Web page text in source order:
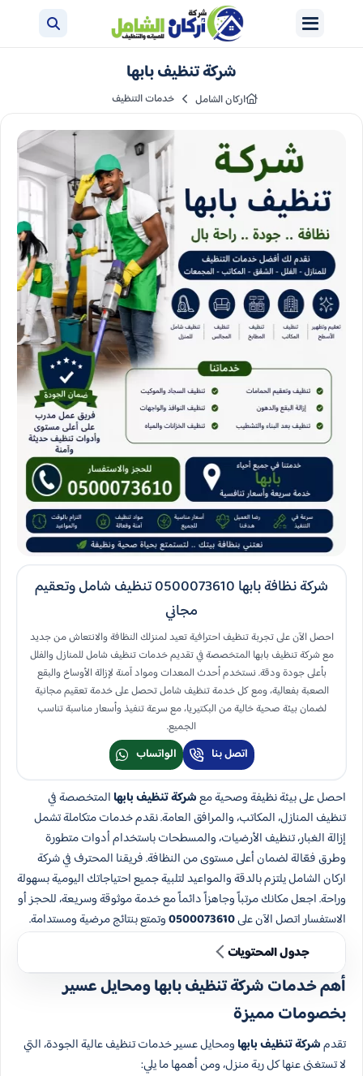
شركة تنظيف بابها
اركان الشامل خدمات التنظيف
شركة نظافة بابها 0500073610 تنظيف شامل وتعقيم
مجاني
احصل الآن على تجربة تنظيف احترافية تعيد لمنزلك النظافة والانتعاش من جديد
مع شركة تنظيف بابها المتخصصة في تقديم خدمات تنظيف شامل للمنازل والفلل
بأعلى جودة ودقة. نستخدم أحدث المعدات ومواد آمنة لإزالة الأوساخ والبقع
الصعبة بفعالية، ومع كل خدمة تنظيف شامل تحصل على خدمة تعقيم مجانية
لضمان بيئة صحية خالية من البكتيريا، مع سرعة تنفيذ وأسعار مناسبة تناسب
الجميع.
اتصل بنا الواتساب
احصل على بيئة نظيفة وصحية معشركة تنظيف بابها المتخصصة في
تنظيف المنازل، المكاتب، والمرافق العامة. نقدم خدمات متكاملة تشمل
إزالة الغبار، تنظيف الأرضيات، والمسطحات باستخدام أدوات متطورة
وطرق فعّالة لضمان أعلى مستوى من النظافة. فريقنا المحترف في شركة
اركان الشامل يلتزم بالدقة والمواعيد لتلبية جميع احتياجاتك اليومية بسهولة
وراحة. اجعل مكانك مرتباً وجاهزاً دائماً مع خدمة موثوقة وسريعة، للحجز أو
الاستفسار اتصل الآن على0500073610وتمتع بنتائج مرضية ومستدامة.
جدول المحتويات
أهم خدمات شركة تنظيف بابها ومحايل عسير
بخصومات مميزة
تقدمشركة تنظيف بابها ومحايل عسير خدمات تنظيف عالية الجودة، التي
لا تستغنى عنها كل ربة منزل، ومن أهمها ما يلي: